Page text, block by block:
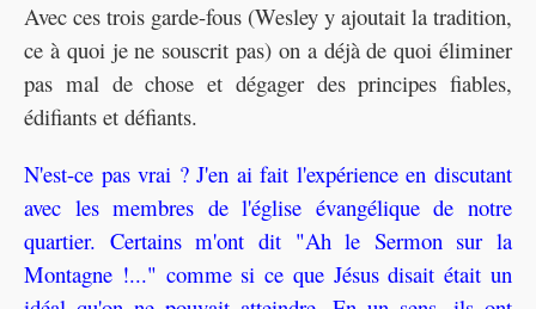
Avec ces trois garde-fous (Wesley y ajoutait la tradition,
ce à quoi je ne souscrit pas) on a déjà de quoi éliminer
pas mal de chose et dégager des principes fiables,
édifiants et défiants.
N'est-ce pas vrai ? J'en ai fait l'expérience en discutant
avec les membres de l'église évangélique de notre
quartier. Certains m'ont dit "Ah le Sermon sur la
Montagne !..." comme si ce que Jésus disait était un